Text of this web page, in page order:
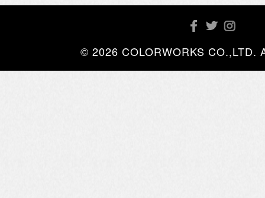
© 2026 COLORWORKS CO.,LTD.